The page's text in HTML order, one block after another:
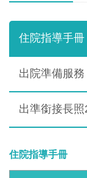
住院指導手冊
出院準備服務
出準銜接長照
住院指導手冊